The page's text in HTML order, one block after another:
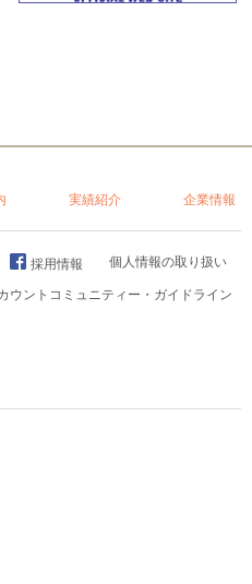
実績紹介 企業情報
採用情報 個人情報の取り扱い
ウントコミュニティー・ガイドライン